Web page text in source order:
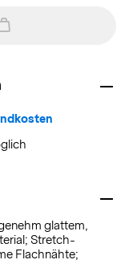
glattem,
Stretch-
Flachnähte;